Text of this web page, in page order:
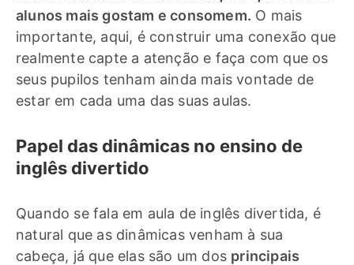
alunos mais gostam e consomem. O mais
importante, aqui, é construir uma conexão que
realmente capte a atenção e faça com que os
seus pupilos tenham ainda mais vontade de
estar em cada uma das suas aulas.
Papel das dinâmicas no ensino de
inglês divertido
Quando se fala em aula de inglês divertida, é
natural que as dinâmicas venham à sua
cabeça, já que elas são um dos principais